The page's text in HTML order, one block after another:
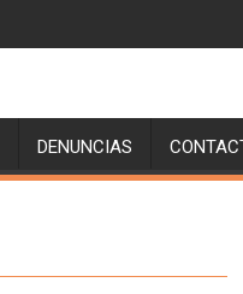
DENUNCIAS